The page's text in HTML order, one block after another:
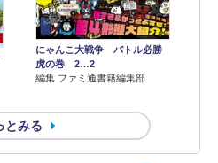
にゃんこ大戦争 バトル必勝
虎の巻 2…2
編集 ファミ通書籍編集部
とみる